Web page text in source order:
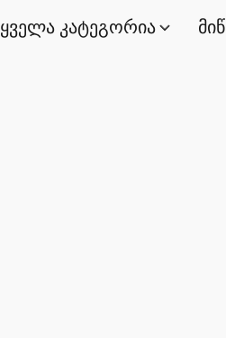
ყველა კატეგორია